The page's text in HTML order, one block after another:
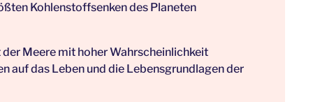
Kohlenstoffsenken des Planeten
Meere mit hoher Wahrscheinlichkeit
auf das Leben und die Lebensgrundlagen der